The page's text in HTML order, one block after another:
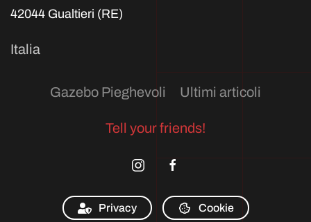
42044 Gualtieri (RE)
Italia
Gazebo Pieghevoli Ultimi articoli
Tell your friends!
Privacy Cookie